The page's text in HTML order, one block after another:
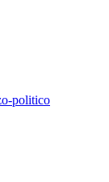
politico